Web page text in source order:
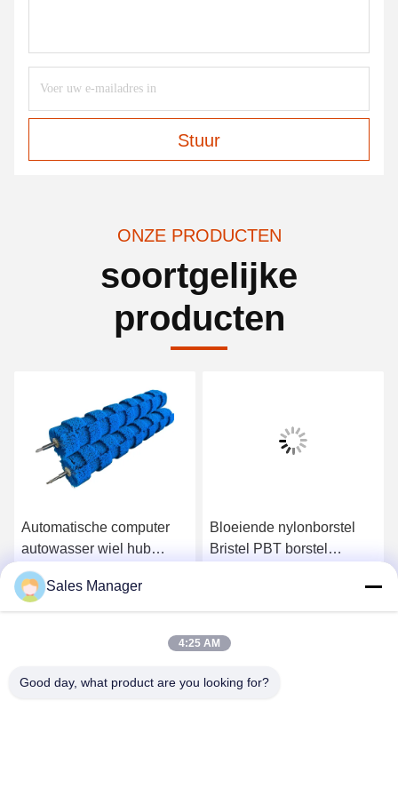
Stuur
ONZE PRODUCTEN
soortgelijke
producten
Automatische computer
autowasser wiel hub
borstel rol met hoge / lage
bont borstel roestvrij staal
Krijg Beste Prijs
Bloeiende nylonborstel
Bristel PBT borstel
Sales Manager
4:25 AM
Good day, what product are you looking for?